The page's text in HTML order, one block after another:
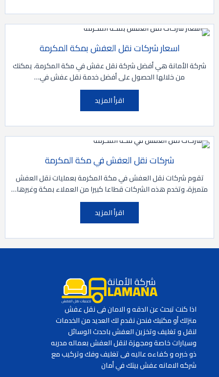
اسعار شركات نقل العفش بمكة المكرمة
شركة الأمانة هي أفضل شركة نقل عفش في مكة المكرمة، يمكنك
من خلالها الحصول على أفضل خدمة نقل عفش في…
اقرأ المزيد
شركات نقل العفش في مكة المكرمة
تقوم شركات نقل العفش في مكة المكرمة بعمليات نقل العفش
متميزة، وتخدم هذه الشركات قطاعا كبيرا من العملاء بمكة وغيرها…
اقرأ المزيد
اذا كنت تبحث عن الدقه و الامان فى نقل عفش
منزلك أو مكتبك فنحن نقدم لك العديد من الخدمات
لنقل و تغليف وتخزين العفش باحدث الوسائل
وسيارات خاصة ومجهزة لنقل العفش بعماله مدربه
ذو خبره و كفاءه عاليه فى تغليف وفك وتركيب مع
شركه الامانه عفش بيتك في أمان